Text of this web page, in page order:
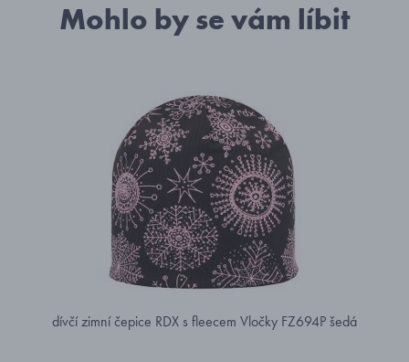
Mohlo by se vám líbit
dívčí zimní čepice RDX s fleecem Vločky FZ694P šedá